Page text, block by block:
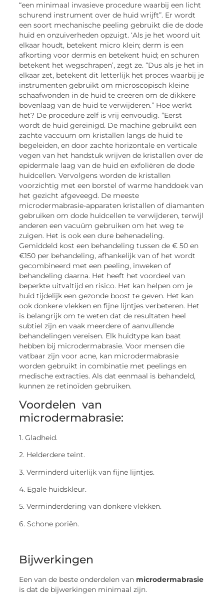
“een minimaal invasieve procedure waarbij een licht
schurend instrument over de huid wrijft”. Er wordt
een soort mechanische peeling gebruikt die de dode
huid en onzuiverheden opzuigt. ‘Als je het woord uit
elkaar houdt, betekent micro klein; derm is een
afkorting voor dermis en betekent huid; en schuren
betekent het wegschrapen’, zegt ze. “Dus als je het in
elkaar zet, betekent dit letterlijk het proces waarbij je
instrumenten gebruikt om microscopisch kleine
schaafwonden in de huid te creëren om de dikkere
bovenlaag van de huid te verwijderen.” Hoe werkt
het? De procedure zelf is vrij eenvoudig. “Eerst
wordt de huid gereinigd. De machine gebruikt een
zachte vaccuum om kristallen langs de huid te
begeleiden, en door zachte horizontale en verticale
vegen van het handstuk wrijven de kristallen over de
epidermale laag van de huid en exfoliëren de dode
huidcellen. Vervolgens worden de kristallen
voorzichtig met een borstel of warme handdoek van
het gezicht afgeveegd. De meeste
microdermabrasie-apparaten kristallen of diamanten
gebruiken om dode huidcellen te verwijderen, terwijl
anderen een vacuüm gebruiken om het weg te
zuigen. Het is ook een dure behenadeling.
Gemiddeld kost een behandeling tussen de € 50 en
€150 per behandeling, afhankelijk van of het wordt
gecombineerd met een peeling, inweken of
behandeling daarna. Het heeft het voordeel van
beperkte uitvaltijd en risico. Het kan helpen om je
huid tijdelijk een gezonde boost te geven. Het kan
ook donkere vlekken en fijne lijntjes verbeteren. Het
is belangrijk om te weten dat de resultaten heel
subtiel zijn en vaak meerdere of aanvullende
behandelingen vereisen. Elk huidtype kan baat
hebben bij microdermabrasie. Voor mensen die
vatbaar zijn voor acne, kan microdermabrasie
worden gebruikt in combinatie met peelings en
medische extracties. Als dat eenmaal is behandeld,
kunnen ze retinoïden gebruiken.
Voordelen van
microdermabrasie:
1. Gladheid.
2. Helderdere teint.
3. Verminderd uiterlijk van fijne lijntjes.
4. Egale huidskleur.
5. Verminderdering van donkere vlekken.
6. Schone poriën.
Bijwerkingen
Een van de beste onderdelen van microdermabrasie
is dat de bijwerkingen minimaal zijn.